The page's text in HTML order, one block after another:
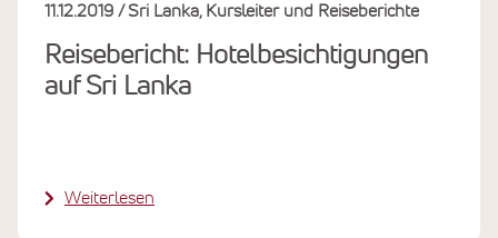
Reisebericht: Hotelbesichtigungen
auf Sri Lanka
11.12.2019 Sri Lanka Kursleiter und Reiseberichte
Weiterlesen